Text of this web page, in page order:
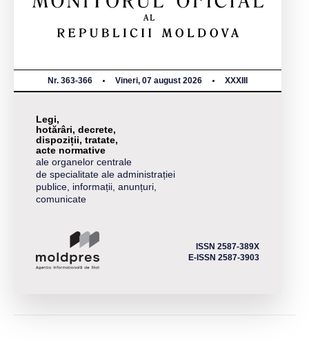
Nr. 363-366 Vineri, 07 august 2026 XXXIII
Legi,
hotărâri, decrete,
dispoziții, tratate,
acte normative
ale organelor centrale
de specialitate ale administrației
publice, informații, anunțuri,
comunicate
ISSN 2587-389X
E-ISSN 2587-3903